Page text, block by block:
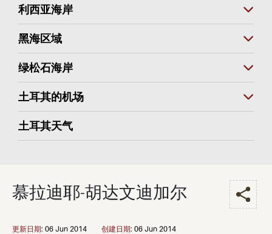
利西亚海岸
黑海区域
绿松石海岸
土耳其的机场
土耳其天气
慕拉迪耶-胡达文迪加尔
更新日期: 06 Jun 2014 创建日期: 06 Jun 2014